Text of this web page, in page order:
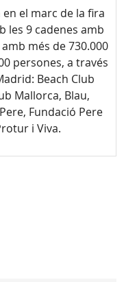
el marc de la fira
les 9 cadenes amb
més de 730.000
persones, a través
Beach Club
Mallorca, Blau,
Fundació Pere
i Viva.